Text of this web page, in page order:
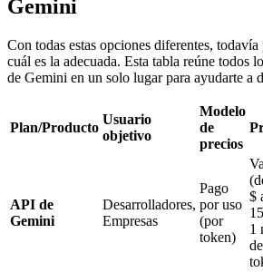
Gemini
Con todas estas opciones diferentes,
cuál es la adecuada. Esta tabla reúne todos
de Gemini en un solo lugar para ayudarte a
Plan/Producto
Usuario
objetivo
Modelo
de
precios
API de
Gemini
Desarrolladores,
Empresas
Pago
por uso
(por
token)
$
1
de